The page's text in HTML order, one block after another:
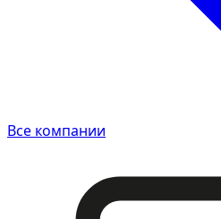
Все компании